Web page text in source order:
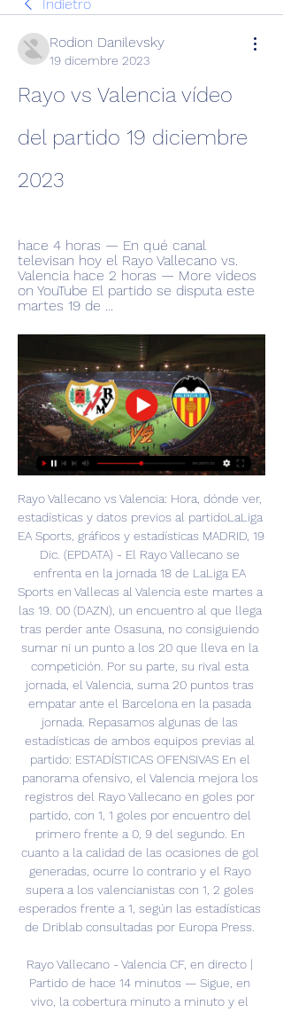
Indietro
Rodion Danilevsky
19 dicembre 2023
Rayo vs Valencia vídeo
del partido 19 diciembre
2023
hace 4 horas — En qué canal
televisan hoy el Rayo Vallecano vs.
Valencia hace 2 horas — More videos
on YouTube El partido se disputa este
martes 19 de ...
Rayo Vallecano vs Valencia: Hora, dónde ver,
estadísticas y datos previos al partidoLaLiga
EA Sports, gráficos y estadísticas MADRID, 19
Dic. (EPDATA) - El Rayo Vallecano se
enfrenta en la jornada 18 de LaLiga EA
Sports en Vallecas al Valencia este martes a
las 19. 00 (DAZN), un encuentro al que llega
tras perder ante Osasuna, no consiguiendo
sumar ni un punto a los 20 que lleva en la
competición. Por su parte, su rival esta
jornada, el Valencia, suma 20 puntos tras
empatar ante el Barcelona en la pasada
jornada. Repasamos algunas de las
estadísticas de ambos equipos previas al
partido: ESTADÍSTICAS OFENSIVAS En el
panorama ofensivo, el Valencia mejora los
registros del Rayo Vallecano en goles por
partido, con 1, 1 goles por encuentro del
primero frente a 0, 9 del segundo. En
cuanto a la calidad de las ocasiones de gol
generadas, ocurre lo contrario y el Rayo
supera a los valencianistas con 1, 2 goles
esperados frente a 1, según las estadísticas
de Driblab consultadas por Europa Press.
Rayo Vallecano - Valencia CF, en directo |
Partido de hace 14 minutos — Sigue, en
vivo, la cobertura minuto a minuto y el